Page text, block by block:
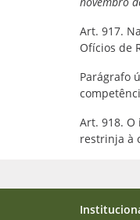
Art. 917.
Ofícios de
Parágrafo
Art. 918.
restrinja à